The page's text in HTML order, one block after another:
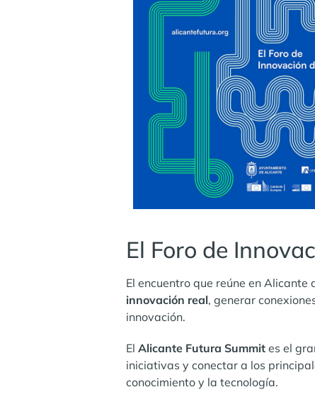
El Foro de
El encuentro que reúne en Alicante
innovación real, generar
innovación.
El Alicante Futura Summit es el
iniciativas y conectar a los
conocimiento y la tecnología.